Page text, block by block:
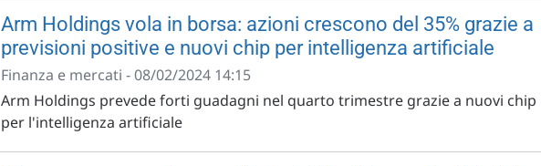
Arm Holdings vola in borsa: azioni crescono del 35% grazie a
previsioni positive e nuovi chip per intelligenza artificiale
Finanza e mercati - 08/02/2024 14:15
Arm Holdings prevede forti guadagni nel quarto trimestre grazie a nuovi chip
per l'intelligenza artificiale